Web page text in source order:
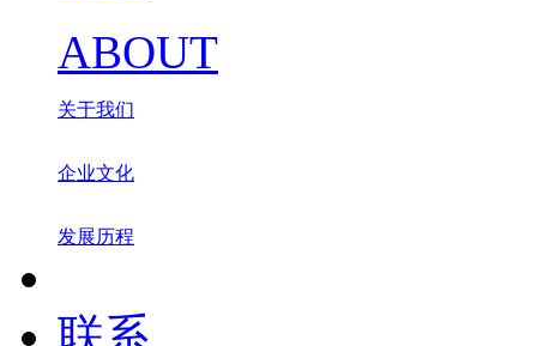
ABOUT
关于我们
企业文化
发展历程